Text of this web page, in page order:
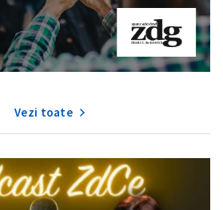
Vezi toate